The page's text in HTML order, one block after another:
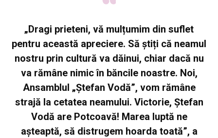
„Dragi prieteni, vă mulțumim din suflet
pentru această apreciere. Să știți că neamul
nostru prin cultură va dăinui, chiar dacă nu
va rămâne nimic în băncile noastre. Noi,
Ansamblul „Ștefan Vodă”, vom rămâne
strajă la cetatea neamului. Victorie, Ștefan
Vodă are Potcoavă! Marea luptă ne
așteaptă, să distrugem hoarda toată”, a